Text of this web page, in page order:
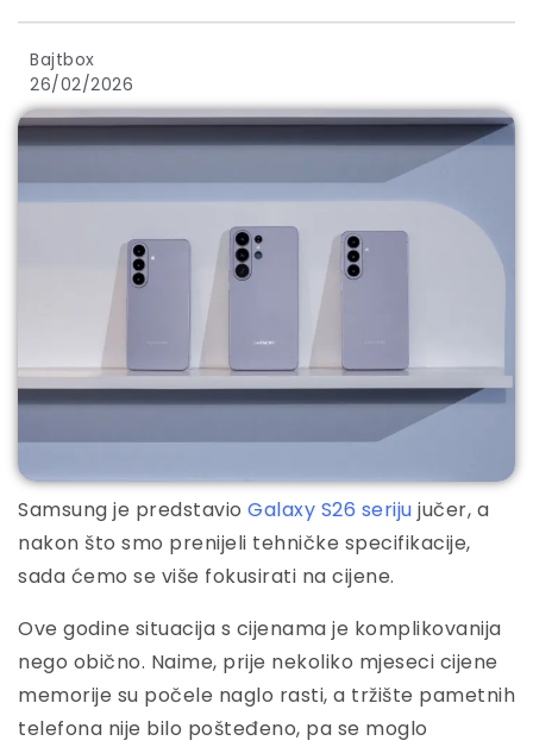
Bajtbox
26/02/2026
Samsung je predstavio Galaxy S26 seriju jučer, a
nakon što smo prenijeli tehničke specifikacije,
sada ćemo se više fokusirati na cijene.
Ove godine situacija s cijenama je komplikovanija
nego obično. Naime, prije nekoliko mjeseci cijene
memorije su počele naglo rasti, a tržište pametnih
telefona nije bilo pošteđeno, pa se moglo